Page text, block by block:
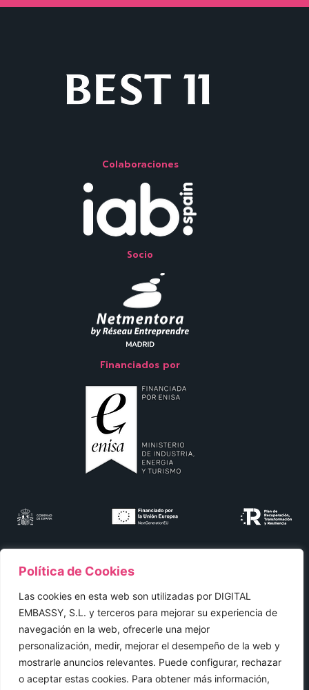
Política de Cookies
Las cookies en esta web son utilizadas por DIGITAL
EMBASSY, S.L. y terceros para mejorar su experiencia de
navegación en la web, ofrecerle una mejor
personalización, medir, mejorar el desempeño de la web y
mostrarle anuncios relevantes. Puede configurar, rechazar
o aceptar estas cookies. Para obtener más información,
Colaboraciones
Socio
Financiados por
Aviso legal
Protección de datos
Política de cookies